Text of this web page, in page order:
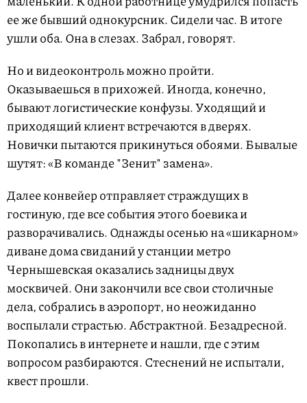
ее же бывший однокурсник. Сидели час. В итоге
ушли оба. Она в слезах. Забрал, говорят.
Но и видеоконтроль можно пройти.
Оказываешься в прихожей. Иногда, конечно,
бывают логистические конфузы. Уходящий и
приходящий клиент встречаются в дверях.
Новички пытаются прикинуться обоями. Бывалые
шутят: «В команде "Зенит" замена».
Далее конвейер отправляет страждущих в
гостиную, где все события этого боевика и
разворачивались. Однажды осенью на «шикарном»
диване дома свиданий у станции метро
Чернышевская оказались задницы двух
москвичей. Они закончили все свои столичные
дела, собрались в аэропорт, но неожиданно
воспылали страстью. Абстрактной. Безадресной.
Покопались в интернете и нашли, где с этим
вопросом разбираются. Стеснений не испытали,
квест прошли.